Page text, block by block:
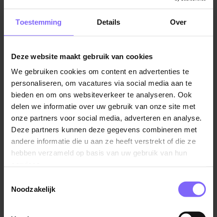
Toestemming Details Over
Deze website maakt gebruik van cookies
We gebruiken cookies om content en advertenties te
personaliseren, om vacatures via social media aan te
bieden en om ons websiteverkeer te analyseren. Ook
delen we informatie over uw gebruik van onze site met
onze partners voor social media, adverteren en analyse.
Deze partners kunnen deze gegevens combineren met
andere informatie die u aan ze heeft verstrekt of die ze
hebben verzameld op basis van uw gebruik van hun
Noodzakelijk
sector en de industrie. Er zijn ook diverse winkels en
dienstverlenende bedrijven gevestigd. In de
bestemming, wat heeft geleid tot een toename van
het aantal jobs in deze sector. Veel inwoners werken
tevens ook in de grote steden Venlo of Venray, maar
ook in de nabijgelegen gemeente Peel en Maas.